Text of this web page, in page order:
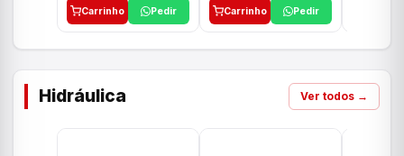
Carrinho Pedir Carrinho Pedir
Hidráulica Ver todos →